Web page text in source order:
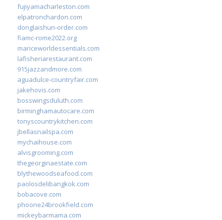
fujiyamacharleston.com
elpatronchardon.com
donglaishun-order.com
fiamc-rome2022.org
mariceworldessentials.com
lafisheriarestaurant.com
915jazzandmore.com
aguadulce-countryfair.com
jakehovis.com
bosswingsduluth.com
birminghamautocare.com
tonyscountrykitchen.com
jbellasnailspa.com
mychaihouse.com
alvisgrooming.com
thegeorginaestate.com
blythewoodseafood.com
paolosdelibangkok.com
bobacove.com
phoone24brookfield.com
mickeybarmama.com